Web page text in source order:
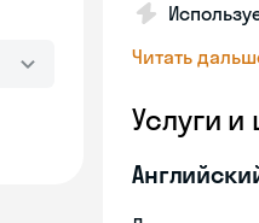
Читать
Услуги и